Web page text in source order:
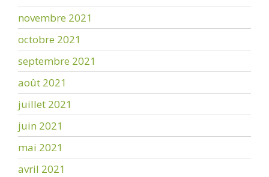
novembre 2021
octobre 2021
septembre 2021
août 2021
juillet 2021
juin 2021
mai 2021
avril 2021